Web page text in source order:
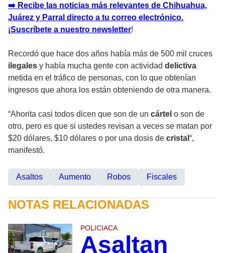
➡️ Recibe las noticias más relevantes de Chihuahua,
Juárez y Parral directo a tu correo electrónico.
¡Suscríbete a nuestro newsletter!
Recordó que hace dos años había más de 500 mil cruces
ilegales y había mucha gente con actividad delictiva
metida en el tráfico de personas, con lo que obtenían
ingresos que ahora los están obteniendo de otra manera.
“Ahorita casi todos dicen que son de un cártel o son de
otro, pero es que si ustedes revisan a veces se matan por
$20 dólares, $10 dólares o por una dosis de cristal “,
manifestó.
Asaltos Aumento Robos Fiscales
NOTAS RELACIONADAS
POLICIACA
Asaltan